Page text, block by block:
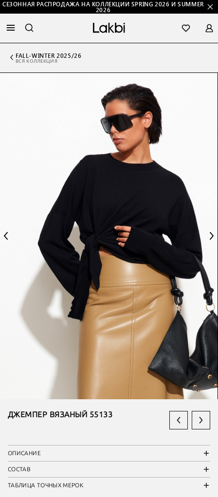
СЕЗОННАЯ РАСПРОДАЖА НА КОЛЛЕКЦИИ SPRING 2026 И SUMMER
2026
FALL-WINTER 2025/26
ВСЯ КОЛЛЕКЦИЯ
ДЖЕМПЕР ВЯЗАНЫЙ 55133
ОПИСАНИЕ
СОСТАВ
ТАБЛИЦА ТОЧНЫХ МЕРОК